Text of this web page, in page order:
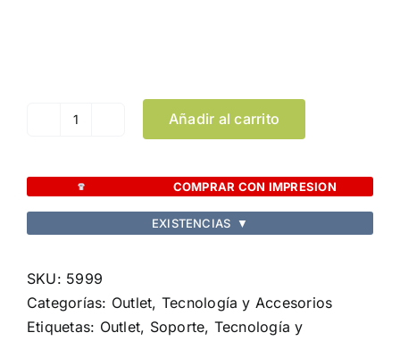
Soporte
cantidad
Añadir al carrito
COMPRAR CON IMPRESION
EXISTENCIAS ▼
SKU: 5999
Categorías: Outlet, Tecnología y Accesorios
Etiquetas: Outlet, Soporte, Tecnología y